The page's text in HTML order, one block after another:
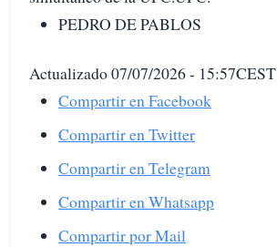
PEDRO DE PABLOS
Actualizado 07/07/2026 - 15:57CEST
Compartir en Facebook
Compartir en Twitter
Compartir en Telegram
Compartir en Whatsapp
Compartir por Mail